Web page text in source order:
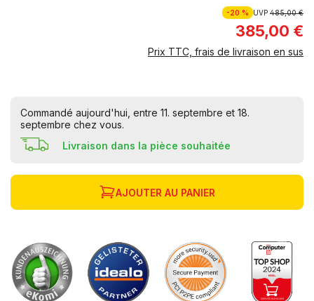
-20 % UVP485,00 €
385,00 €
Prix TTC, frais de livraison en sus
Commandé aujourd'hui, entre 11. septembre et 18.
septembre chez vous.
Livraison dans la pièce souhaitée
AJOUTER AU PANIER